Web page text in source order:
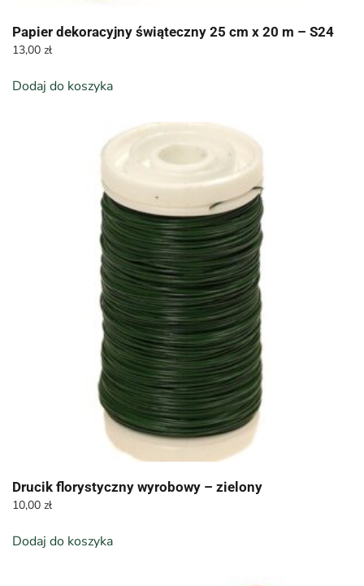
Papier dekoracyjny świąteczny 25 cm x 20 m – S24
13,00 zł
Dodaj do koszyka
Drucik florystyczny wyrobowy – zielony
10,00 zł
Dodaj do koszyka